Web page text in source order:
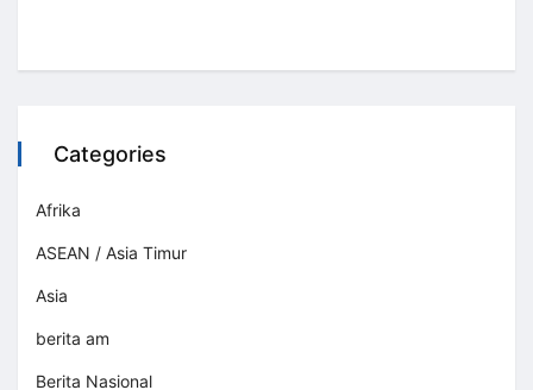
Categories
Afrika
ASEAN / Asia Timur
Asia
berita am
Berita Nasional